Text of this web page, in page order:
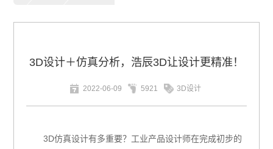
3D设计＋仿真分析，浩辰3D让设计更精准！
2022-06-09 5921 3D设计
3D仿真设计有多重要？工业产品设计师在完成初步的